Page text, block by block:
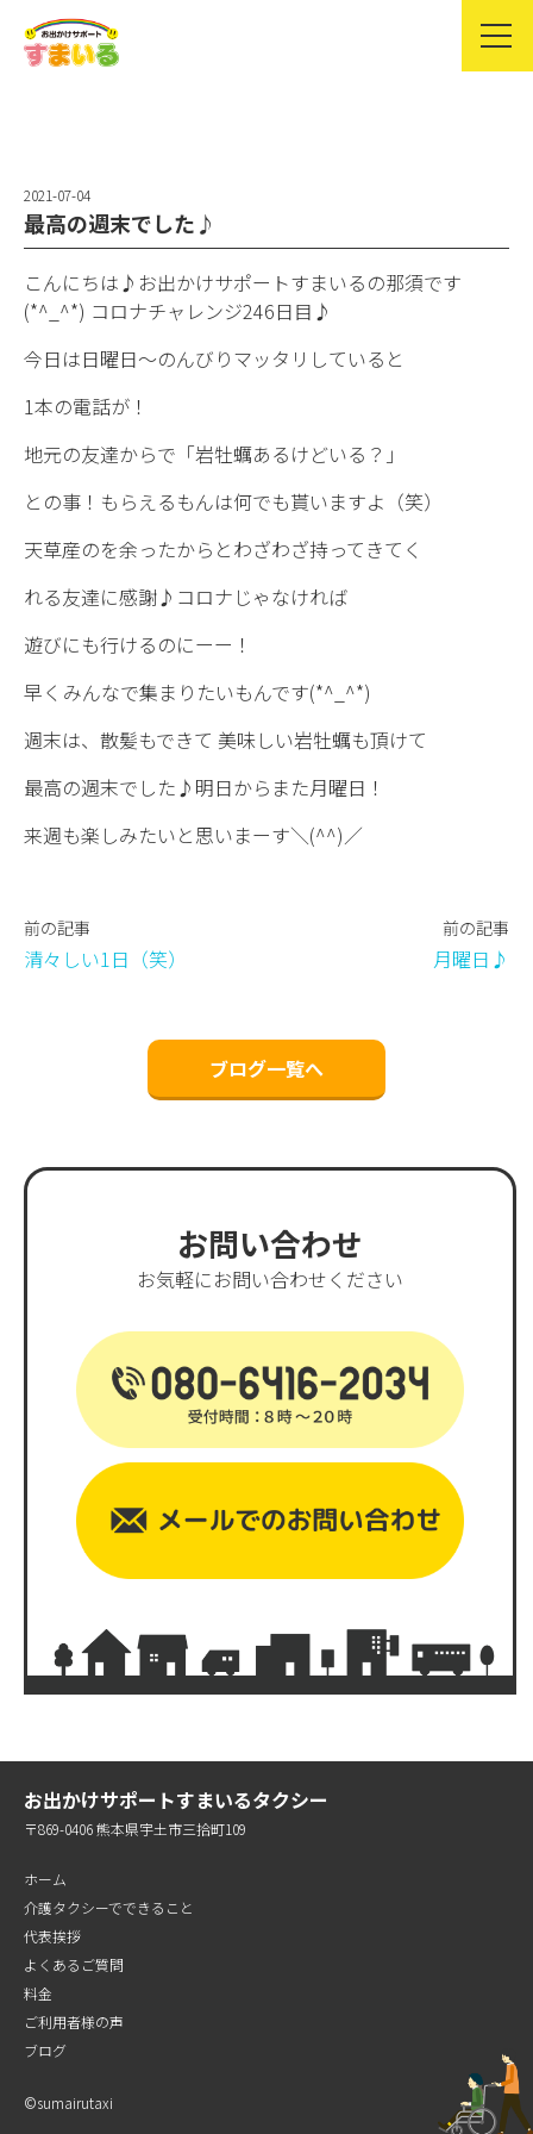
2021-07-04
最高の週末でした♪
こんにちは♪お出かけサポートすまいるの那須です
(*^_^*) コロナチャレンジ246日目♪
今日は日曜日〜のんびりマッタリしていると
1本の電話が！
地元の友達からで「岩牡蠣あるけどいる？」
との事！もらえるもんは何でも貰いますよ（笑）
天草産のを余ったからとわざわざ持ってきてく
れる友達に感謝♪コロナじゃなければ
遊びにも行けるのにーー！
早くみんなで集まりたいもんです(*^_^*)
週末は、散髪もできて 美味しい岩牡蠣も頂けて
最高の週末でした♪明日からまた月曜日！
来週も楽しみたいと思いまーす＼(^^)／
前の記事
清々しい1日（笑）
前の記事
月曜日♪
ブログ一覧へ
お問い合わせ
お気軽にお問い合わせください
お出かけサポートすまいるタクシー
〒869-0406 熊本県宇土市三拾町109
ホーム
介護タクシーでできること
代表挨拶
よくあるご質問
料金
ご利用者様の声
ブログ
©︎sumairutaxi